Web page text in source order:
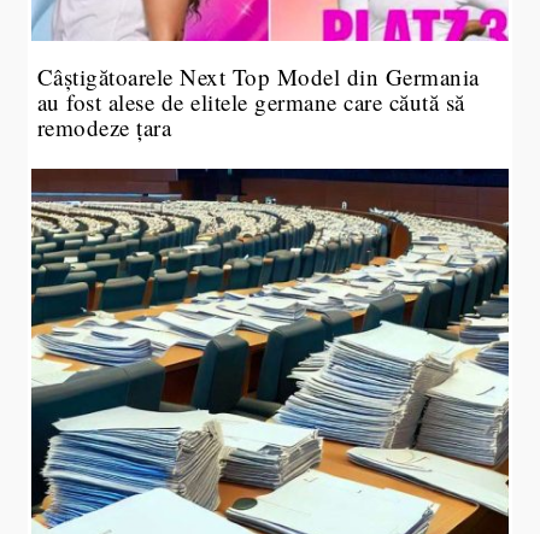
Câștigătoarele Next Top Model din Germania
au fost alese de elitele germane care căută să
remodeze țara